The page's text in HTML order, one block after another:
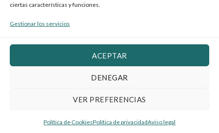
ciertas características y funciones.
Gestionar los servicios
ACEPTAR
DENEGAR
VER PREFERENCIAS
Política de CookiesPolítica de privacidadAviso legal
POLÍTICA DE PRIVACIDAD AVISO LEGAL
Desarrollo web Creaktiva